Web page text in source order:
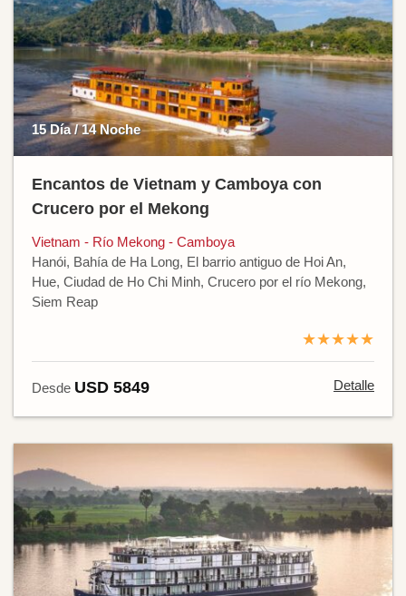
15 Día / 14 Noche
Encantos de Vietnam y Camboya con
Crucero por el Mekong
Vietnam - Río Mekong - Camboya
Hanói, Bahía de Ha Long, El barrio antiguo de Hoi An,
Hue, Ciudad de Ho Chi Minh, Crucero por el río Mekong,
Siem Reap
★★★★★
Desde USD 5849 Detalle